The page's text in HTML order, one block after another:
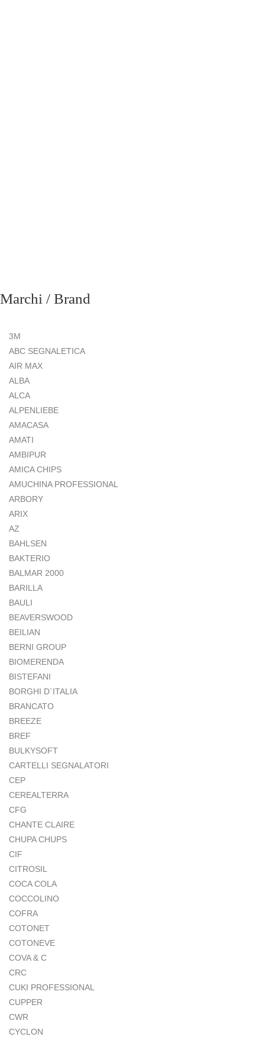
Marchi / Brand
3M
ABC SEGNALETICA
AIR MAX
ALBA
ALCA
ALPENLIEBE
AMACASA
AMATI
AMBIPUR
AMICA CHIPS
AMUCHINA PROFESSIONAL
ARBORY
ARIX
AZ
BAHLSEN
BAKTERIO
BALMAR 2000
BARILLA
BAULI
BEAVERSWOOD
BEILIAN
BERNI GROUP
BIOMERENDA
BISTEFANI
BORGHI D`ITALIA
BRANCATO
BREEZE
BREF
BULKYSOFT
CARTELLI SEGNALATORI
CEP
CEREALTERRA
CFG
CHANTE CLAIRE
CHUPA CHUPS
CIF
CITROSIL
COCA COLA
COCCOLINO
COFRA
COTONET
COTONEVE
COVA & C
CRC
CUKI PROFESSIONAL
CUPPER
CWR
CYCLON